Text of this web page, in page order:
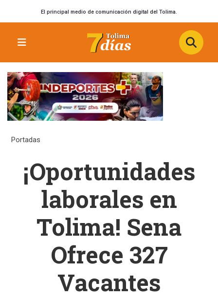
El principal medio de comunicación digital del Tolima.
Portadas
¡Oportunidades
laborales en
Tolima! Sena
Ofrece 327
Vacantes